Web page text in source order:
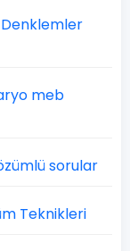
meb
sorular
Teknikleri